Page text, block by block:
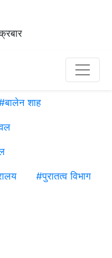
बालेन शाह
#पुरातत्व विभाग